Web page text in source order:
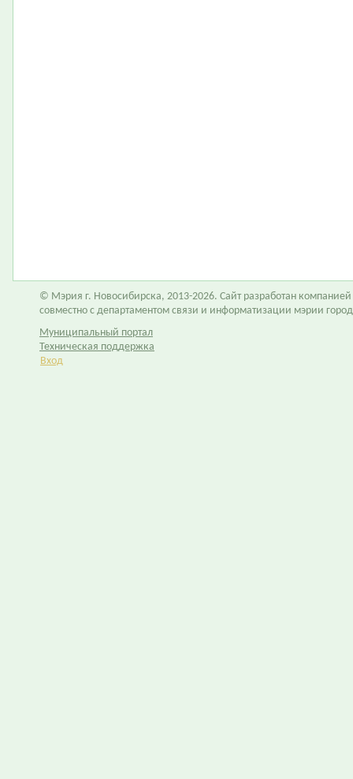
© Мэрия г. Новосибирска, 2013-2026. Сайт разработан компанией
совместно с департаментом связи и информатизации мэрии
Муниципальный портал
Техническая поддержка
Вход